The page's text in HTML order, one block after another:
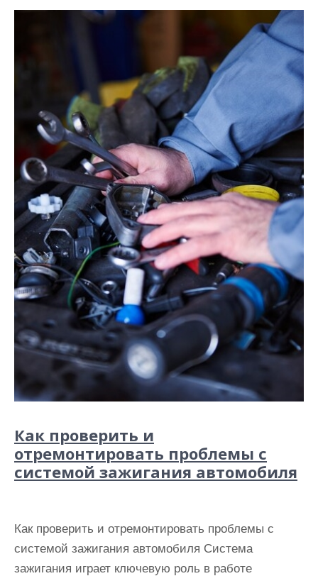
Как проверить и
отремонтировать проблемы с
системой зажигания автомобиля
Как проверить и отремонтировать проблемы с
системой зажигания автомобиля Система
зажигания играет ключевую роль в работе